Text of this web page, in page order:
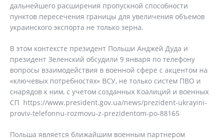
дальнейшего расширения пропускной способности
пунктов пересечения границы для увеличения объемов
украинского экспорта не только зерна.
В этом контексте президент Польши Анджей Дуда и
президент Зеленский обсудили 9 января по телефону
вопросы взаимодействия в военной сфере с акцентом на
«ключевых потребностях» ВСУ, не только систем ПВО и
снарядов к ним, с учетом созданных Коалиций и военных
СП https://www.president.gov.ua/news/prezident-ukrayini-
proviv-telefonnu-rozmovu-z-prezidentom-po-88165
Польша является ближайшим военным партнером